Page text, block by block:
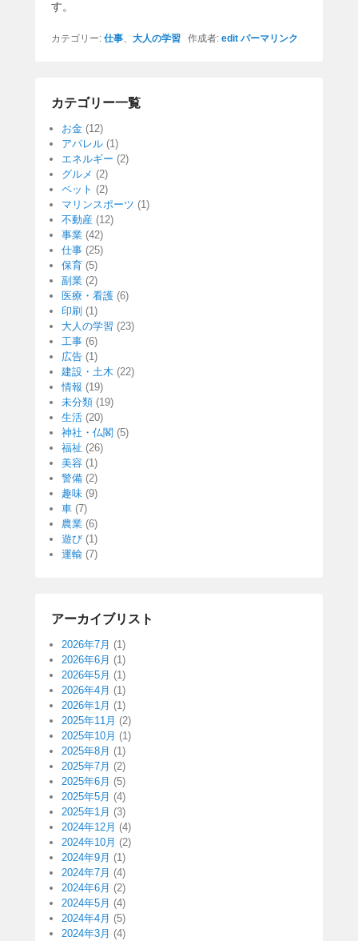
す。
カテゴリー: 仕事、 大人の学習 作成者: edit パーマリンク
カテゴリー一覧
お金 (12)
アパレル (1)
エネルギー (2)
グルメ (2)
ペット (2)
マリンスポーツ (1)
不動産 (12)
事業 (42)
仕事 (25)
保育 (5)
副業 (2)
医療・看護 (6)
印刷 (1)
大人の学習 (23)
工事 (6)
広告 (1)
建設・土木 (22)
情報 (19)
未分類 (19)
生活 (20)
神社・仏閣 (5)
福祉 (26)
美容 (1)
警備 (2)
趣味 (9)
車 (7)
農業 (6)
遊び (1)
運輸 (7)
アーカイブリスト
2026年7月 (1)
2026年6月 (1)
2026年5月 (1)
2026年4月 (1)
2026年1月 (1)
2025年11月 (2)
2025年10月 (1)
2025年8月 (1)
2025年7月 (2)
2025年6月 (5)
2025年5月 (4)
2025年1月 (3)
2024年12月 (4)
2024年10月 (2)
2024年9月 (1)
2024年7月 (4)
2024年6月 (2)
2024年5月 (4)
2024年4月 (5)
2024年3月 (4)